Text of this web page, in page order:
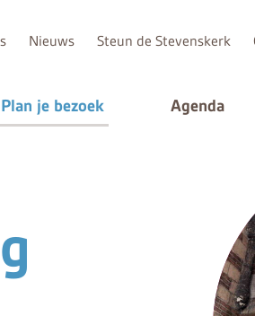
Nieuws Steun de Stevenskerk
Plan je bezoek Agenda